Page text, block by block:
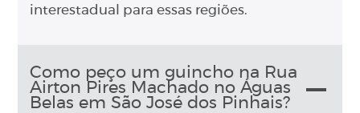
interestadual para essas regiões.
Como peço um guincho na Rua
Airton Pires Machado no Águas
Belas em São José dos Pinhais?